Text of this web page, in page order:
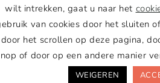
tuigjeen eenhalsbandkan
geïnformeerd bent.
biedt ongeëvenaard
wilt intrekken, gaat u naar het
van cookies door het sluiten
door het scrollen op deze pagina,
of door op een andere manier
WEIGEREN